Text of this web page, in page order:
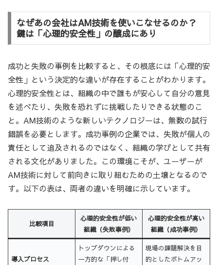
なぜあの会社はAM技術を使いこなせるのか？
鍵は「心理的安全性」の醸成にあり
成功と失敗の事例を比較すると、その根底には「心理的安
全性」という決定的な違いが存在することがわかります。
心理的安全性とは、組織の中で誰もが安心して自分の意見
を述べたり、失敗を恐れずに挑戦したりできる状態のこ
と。AM技術のような新しいテクノロジーは、無数の試行
錯誤を必要とします。成功事例の企業では、失敗が個人の
責任として追及されるのではなく、組織の学びとして共有
される文化がありました。この環境こそが、ユーザーが
AM技術に対して前向きに取り組むための土壌となるので
す。以下の表は、両者の違いを明確に示しています。
比較項目
心理的安全性が低い
組織（失敗事例）
心理的安全性が高い
組織（成功事例）
導入プロセス
トップダウンによる
一方的な「押し付
現場の課題解決を目
的としたボトムアッ